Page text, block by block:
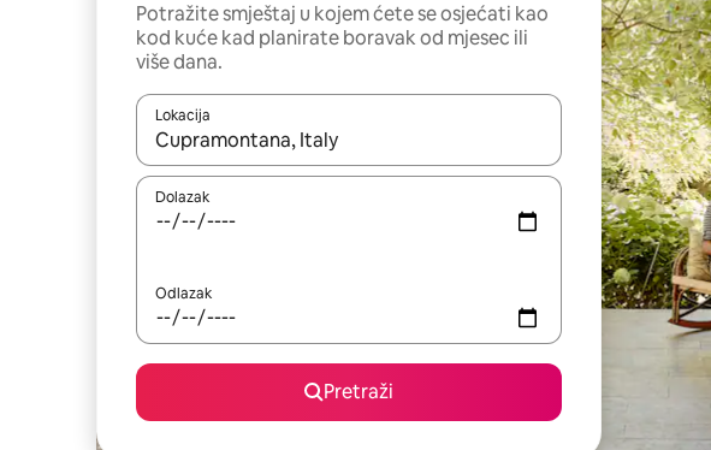
Potražite smještaj u kojem ćete se osjećati kao
kod kuće kad planirate boravak od mjesec ili
više dana.
Lokacija
Kada budu dostupni rezultati, moći ćete ih pregledati koristeći se
Dolazak
Odlazak
Pretraži